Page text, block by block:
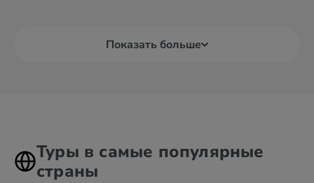
Показать больше
Туры в самые популярные
страны